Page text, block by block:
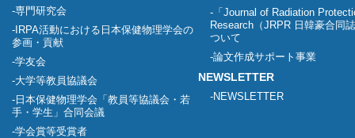
専門研究会
IRPA活動における日本保健物理学会の
参画・貢献
学友会
大学等教員協議会
日本保健物理学会「教員等協議会・若
手・学生」合同会議
学会賞等受賞者
「Journal of Radiation
Research（JRPR 日韓豪合同
ついて
論文作成サポート事業
NEWSLETTER
NEWSLETTER